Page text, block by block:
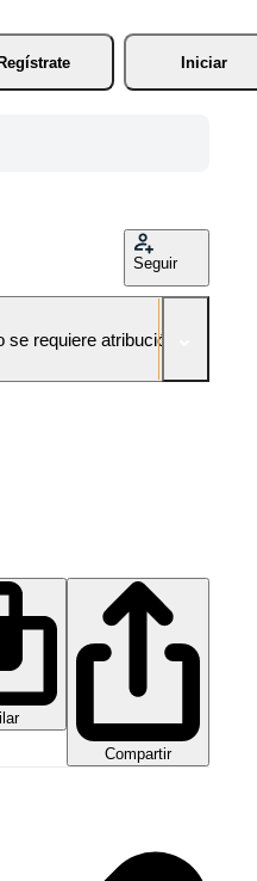
Iniciar
Seguir
se requiere atribución!
Compartir